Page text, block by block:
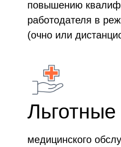
повышению
работодателя в
(очно или
медицинского